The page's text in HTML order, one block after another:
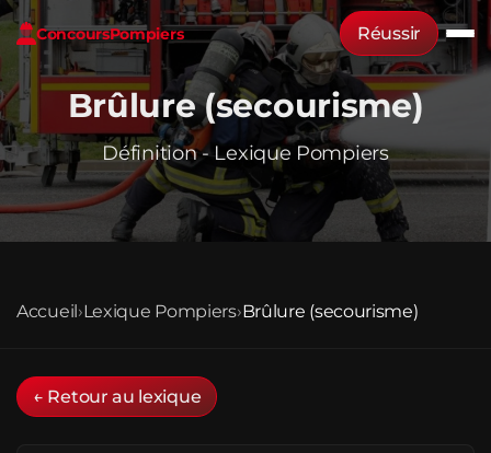
ConcoursPompiers Réussir
Brûlure (secourisme)
Définition - Lexique Pompiers
Accueil›Lexique Pompiers›Brûlure (secourisme)
← Retour au lexique